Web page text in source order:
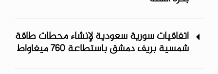
اتفاقيات سورية سعودية لإنشاء محطات طاقة
شمسية ‏بريف دمشق باستطاعة 760 ميغاواط